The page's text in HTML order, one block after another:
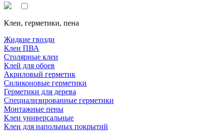
Клеи, герметики, пена
Жидкие гвозди
Клеи ПВА
Столярные клеи
Клей для обоев
Акриловый герметик
Силиконовые герметики
Герметики для дерева
Специализированные герметики
Монтажные пены
Клеи универсальные
Клеи для напольных покрытий